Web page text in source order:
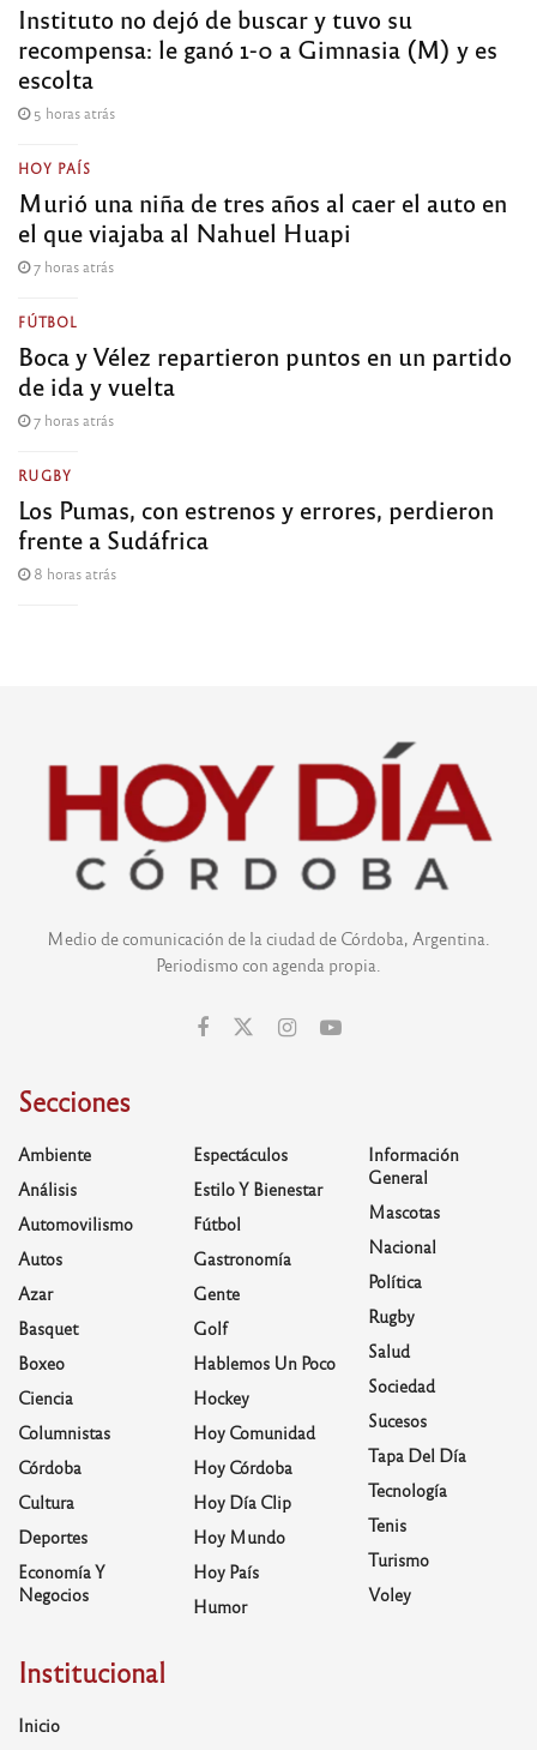
Instituto no dejó de buscar y tuvo su
recompensa: le ganó 1-0 a Gimnasia (M) y es
escolta
5 horas atrás
HOY PAÍS
Murió una niña de tres años al caer el auto en
el que viajaba al Nahuel Huapi
7 horas atrás
FÚTBOL
Boca y Vélez repartieron puntos en un partido
de ida y vuelta
7 horas atrás
RUGBY
Los Pumas, con estrenos y errores, perdieron
frente a Sudáfrica
8 horas atrás
Medio de comunicación de la ciudad de Córdoba, Argentina.
Periodismo con agenda propia.
Secciones
Ambiente
Análisis
Automovilismo
Autos
Azar
Basquet
Boxeo
Ciencia
Columnistas
Córdoba
Cultura
Deportes
Economía Y
Negocios
Espectáculos
Estilo Y Bienestar
Fútbol
Gastronomía
Gente
Golf
Hablemos Un Poco
Hockey
Hoy Comunidad
Hoy Córdoba
Hoy Día Clip
Hoy Mundo
Hoy País
Humor
Información
General
Mascotas
Nacional
Política
Rugby
Salud
Sociedad
Sucesos
Tapa Del Día
Tecnología
Tenis
Turismo
Voley
Institucional
Inicio